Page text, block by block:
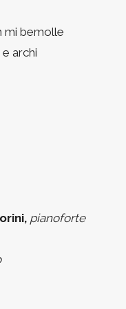
mi bemolle
archi
pianoforte